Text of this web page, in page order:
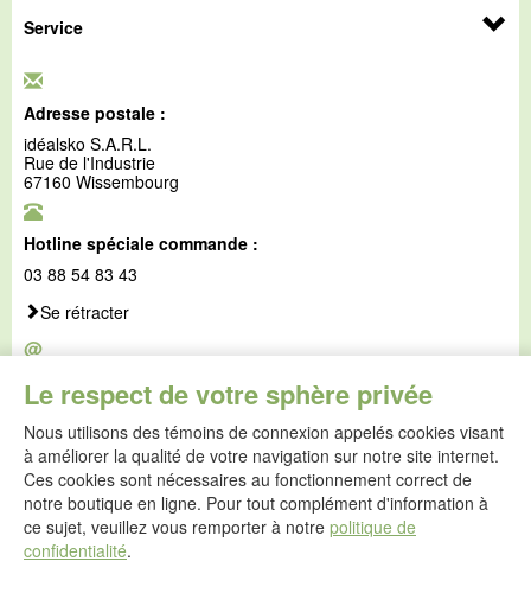
Le respect de votre sphère privée
Nous utilisons des témoins de connexion appelés cookies visant
à améliorer la qualité de votre navigation sur notre site internet.
Ces cookies sont nécessaires au fonctionnement correct de
notre boutique en ligne. Pour tout complément d'information à
ce sujet, veuillez vous remporter à notre politique de
confidentialité.
Service
Adresse postale :
idéalsko S.A.R.L.
Rue de l'Industrie
67160 Wissembourg
Hotline spéciale commande :
03 88 54 83 43
Se rétracter
@
service@idealsko.fr
@
Formulaire de contact
Aller au formulaire de contact